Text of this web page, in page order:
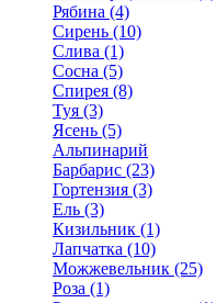
Рябина (4)
Сирень (10)
Слива (1)
Сосна (5)
Спирея (8)
Туя (3)
Ясень (5)
Альпинарий
Барбарис (23)
Гортензия (3)
Ель (3)
Кизильник (1)
Лапчатка (10)
Можжевельник (25)
Роза (1)